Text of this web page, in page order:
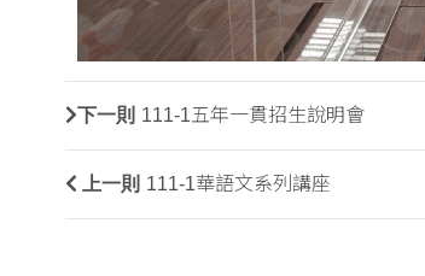
下一則 111-1五年一貫招生說明會
上一則 111-1華語文系列講座